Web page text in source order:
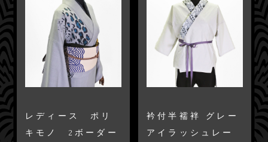
レディース ポリ
キモノ 2ボーダー
衿付半襦袢 グレー
アイラッシュレー